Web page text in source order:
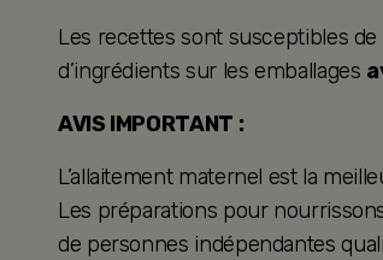
Les recettes sont susceptibles
d’ingrédients sur les emballages
AVIS IMPORTANT :
L’allaitement maternel est la
Les préparations pour
de personnes indépendantes